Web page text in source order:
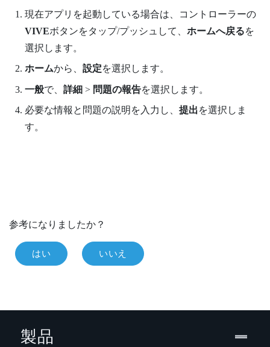
現在アプリを起動している場合は、コントローラーの
VIVEボタンをタップ/プッシュして、 ホームへ戻るを
選択します。
ホームから、 設定を選択します。
一般で、 詳細 > 問題の報告を選択します。
必要な情報と問題の説明を入力し、 提出を選択しま
す。
参考になりましたか？
はい いいえ
製品